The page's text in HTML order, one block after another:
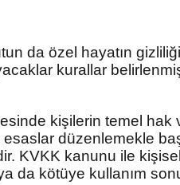
da özel hayatın
kurallar
kişilerin temel hak
düzenlemekle
KVKK kanunu ile kişisel
da kötüye kullanım